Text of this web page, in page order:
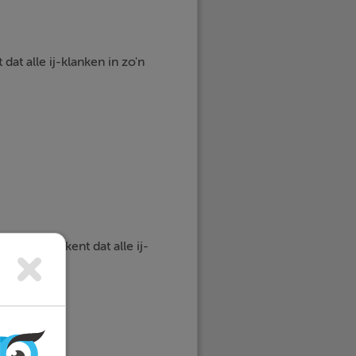
alle ij-klanken in zo'n
niet betekent dat alle ij-